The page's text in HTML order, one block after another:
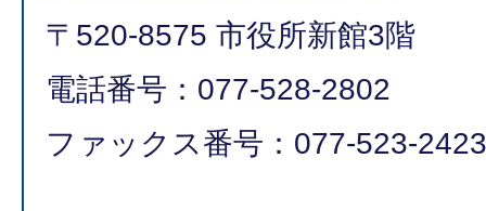
〒520-8575 市役所新館3階
電話番号：077-528-2802
ファックス番号：077-523-2423